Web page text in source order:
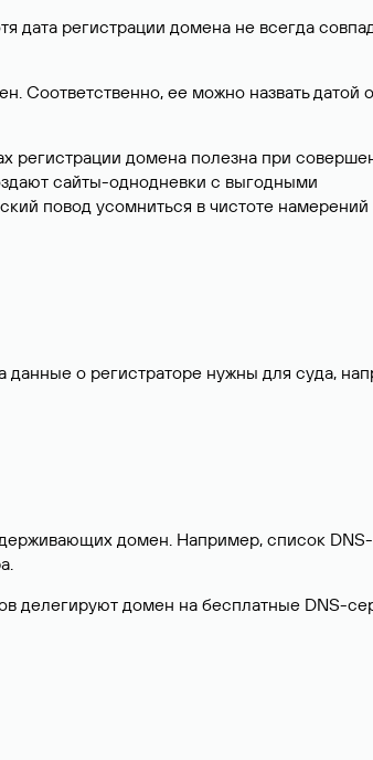
дата регистрации домена не всегда
Соответственно, ее можно назвать датой
регистрации домена полезна при
сайты-однодневки с выгодными
повод усомниться в чистоте намерений
о регистраторе нужны для суда,
домен. Например, список
делегируют домен на бесплатные DNS-